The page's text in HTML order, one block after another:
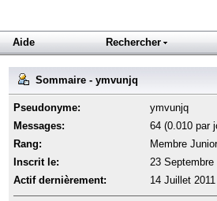
Aide Rechercher
Sommaire - ymvunjq
Pseudonyme:
ymvunjq
Messages:
64 (0.010 par
Rang:
Membre Junior
Inscrit le:
23
Actif dernièrement:
14 Juillet